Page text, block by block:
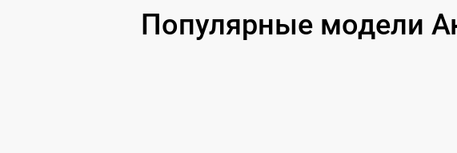
Популярные модели